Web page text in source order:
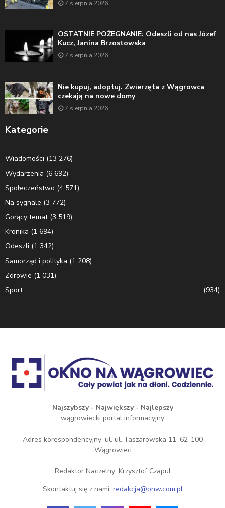
7 sierpnia 2026
OSTATNIE POŻEGNANIE: Odeszli od nas Józef
Kucz, Janina Brzostowska
7 sierpnia 2026
Nie kupuj, adoptuj. Zwierzęta z Wągrowca
czekają na nowe domy
7 sierpnia 2026
Kategorie
Wiadomości (13 276)
Wydarzenia (6 692)
Społeczeństwo (4 571)
Na sygnale (3 772)
Gorący temat(3 519)
Kronika (1 694)
Odeszli (1 342)
Samorząd i polityka (1 208)
Zdrowie (1 031)
Sport
(934)
Najszybszy - Największy - Najlepszy
wągrowiecki portal informacyjny
Adres korespondencyjny: ul. ul. Taszarowska 11, 62-100
Wągrowiec
Redaktor Naczelny: Krzysztof Czapul
Skontaktuj się z nami: redakcja@onw.com.pl